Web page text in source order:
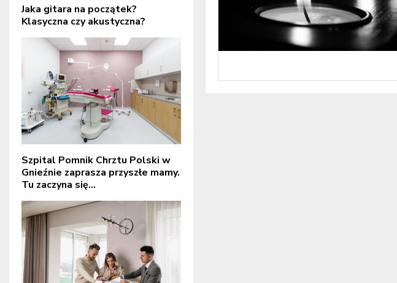
Jaka gitara na początek?
Klasyczna czy akustyczna?
Szpital Pomnik Chrztu Polski w
Gnieźnie zaprasza przyszłe mamy.
Tu zaczyna się...